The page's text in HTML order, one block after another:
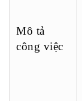
Mô tả
công việc